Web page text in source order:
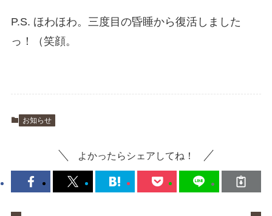
P.S. ほわほわ。三度目の昏睡から復活しました
っ！（笑顔。
お知らせ
よかったらシェアしてね！